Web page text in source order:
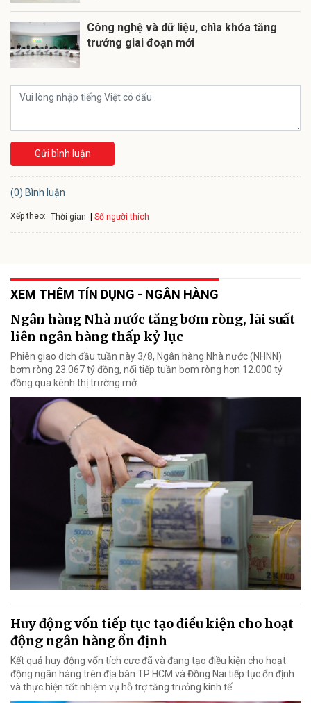
Công nghệ và dữ liệu, chìa khóa tăng
trưởng giai đoạn mới
Gửi bình luận
(0) Bình luận
Xếp theo: Thời gian Số người thích
XEM THÊM TÍN DỤNG - NGÂN HÀNG
Ngân hàng Nhà nước tăng bơm ròng, lãi suất
liên ngân hàng thấp kỷ lục
Phiên giao dịch đầu tuần này 3/8, Ngân hàng Nhà nước (NHNN)
bơm ròng 23.067 tỷ đồng, nối tiếp tuần bơm ròng hơn 12.000 tỷ
đồng qua kênh thị trường mở.
Huy động vốn tiếp tục tạo điều kiện cho hoạt
động ngân hàng ổn định
Kết quả huy động vốn tích cực đã và đang tạo điều kiện cho hoạt
động ngân hàng trên địa bàn TP HCM và Đồng Nai tiếp tục ổn định
và thực hiện tốt nhiệm vụ hỗ trợ tăng trưởng kinh tế.